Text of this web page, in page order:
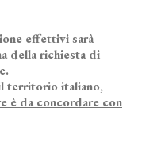
effettivi sarà
della richiesta di
territorio italiano,
è da concordare con